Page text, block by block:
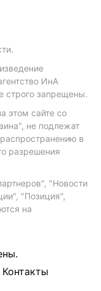
ИнА
строго запрещены.
этом сайте со
не подлежат
в
разрешения
"Новости
"Позиция",
на
Контакты